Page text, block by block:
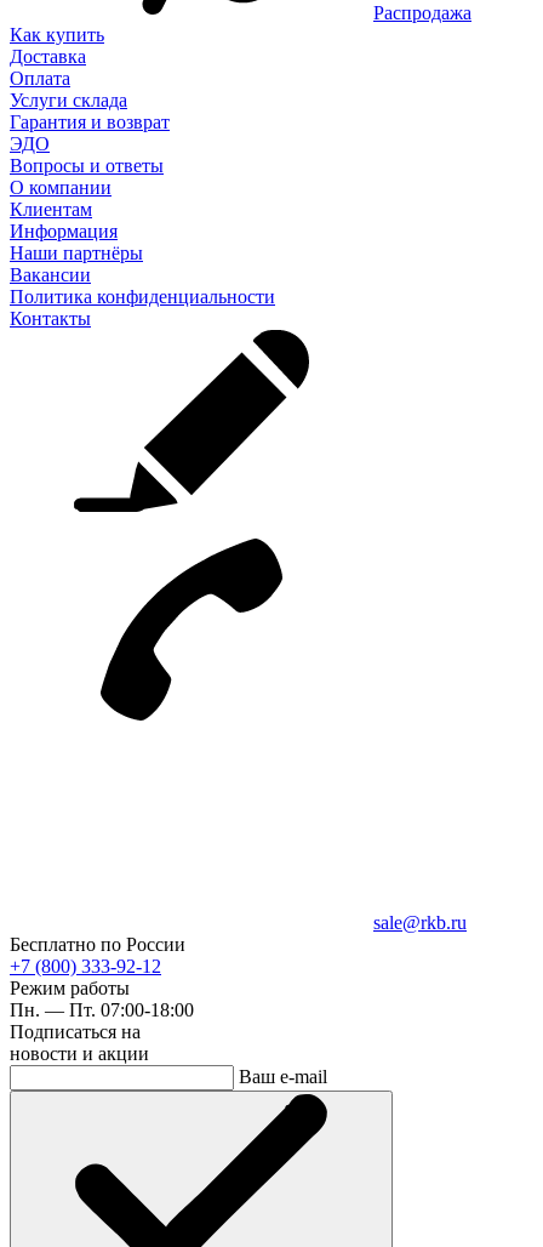
Распродажа
Как купить
Доставка
Оплата
Услуги склада
Гарантия и возврат
ЭДО
Вопросы и ответы
О компании
Клиентам
Информация
Наши партнёры
Вакансии
Политика конфиденциальности
Контакты
sale@rkb.ru
Бесплатно по России
+7 (800) 333-92-12
Режим работы
Пн. — Пт. 07:00-18:00
Подписаться на
новости и акции
Ваш e-mail